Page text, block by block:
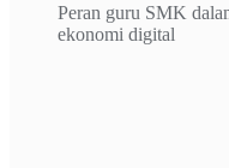
Peran guru SMK
ekonomi digital